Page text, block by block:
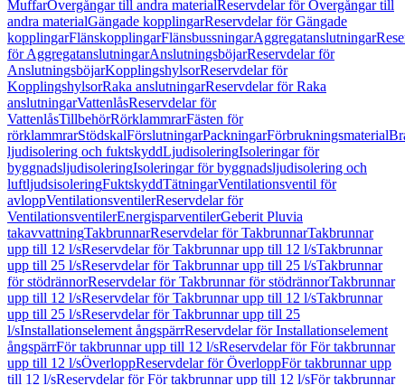
MuffarÖvergångar till andra materialReservdelar för Övergångar till
andra materialGängade kopplingarReservdelar för Gängade
kopplingarFlänskopplingarFlänsbussningarAggregatanslutningar
för AggregatanslutningarAnslutningsböjarReservdelar för
AnslutningsböjarKopplingshylsorReservdelar för
KopplingshylsorRaka anslutningarReservdelar för Raka
anslutningarVattenlåsReservdelar för
VattenlåsTillbehörRörklammrarFästen för
rörklammrarStödskalFörslutningarPackningarFörbrukningsmaterial
ljudisolering och fuktskyddLjudisoleringIsoleringar för
byggnadsljudisoleringIsoleringar för byggnadsljudisolering och
luftljudsisoleringFuktskyddTätningarVentilationsventil för
avloppVentilationsventilerReservdelar för
VentilationsventilerEnergisparventilerGeberit Pluvia
takavvattningTakbrunnarReservdelar för TakbrunnarTakbrunnar
upp till 12 l/sReservdelar för Takbrunnar upp till 12 l/sTakbrunnar
upp till 25 l/sReservdelar för Takbrunnar upp till 25 l/sTakbrunnar
för stödrännorReservdelar för Takbrunnar för stödrännorTakbrunnar
upp till 12 l/sReservdelar för Takbrunnar upp till 12 l/sTakbrunnar
upp till 25 l/sReservdelar för Takbrunnar upp till 25
l/sInstallationselement ångspärrReservdelar för Installationselement
ångspärrFör takbrunnar upp till 12 l/sReservdelar för För takbrunnar
upp till 12 l/sÖverloppReservdelar för ÖverloppFör takbrunnar upp
till 12 l/sReservdelar för För takbrunnar upp till 12 l/sFör takbrunnar